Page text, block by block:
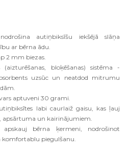
autiņbiksīšu iekšējā slāņa
ar bērna ādu.
2 mm biezas.
(aizturēšanas, bloķēšanas) sistēma -
uzsūc un neatdod mitrumu
aptuveni 30 grami.
labi caurlaiž gaisu, kas ļauj
apsārtuma un kairinājumiem.
bērna ķermeni, nodrošinot
piegulšanu.